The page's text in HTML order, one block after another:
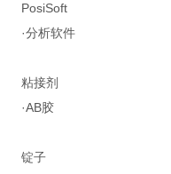
PosiSoft
·分析软件
粘接剂
·AB胶
锭子